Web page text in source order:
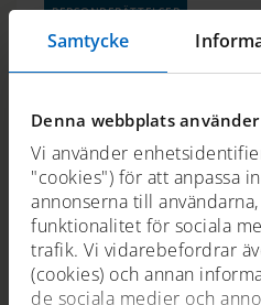
Samtycke
Denna webbplats
Vi använder
"cookies") för att anpassa
annonserna till
funktionalitet för sociala
trafik. Vi vidarebefordrar
(cookies) och annan
de sociala medier och
personberättelser